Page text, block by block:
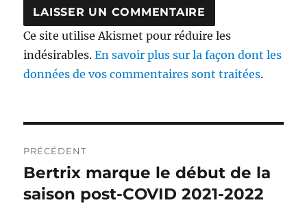
Ce site utilise Akismet pour réduire les
indésirables.En savoir plus sur la façon dont les
données de vos commentaires sont traitées.
de
l’article
PRÉCÉDENT
Publication
précédente :
Bertrix marque le début de la
saison post-COVID 2021-2022